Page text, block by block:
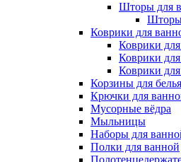
Шторы для
Шторы
Коврики для
Коврики
Коврики
Коврики
Корзины для белья
Крючки для
Мусорные вёдра
Мыльницы
Наборы для
Полки для ванной